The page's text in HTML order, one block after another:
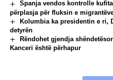
Spanja vendos kontrolle
përplasja për fluksin e
Kolumbia ka presidentin e ri,
detyrën
Rëndohet gjendja
Kanceri është përhapur